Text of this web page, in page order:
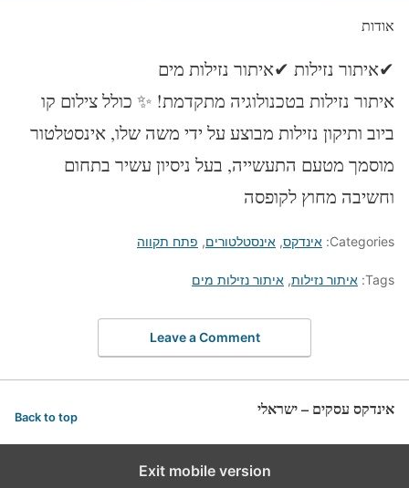
אודות
✔איתור נזילות ✔איתור נזילות מים
איתור נזילות בטכנולוגיה מתקדמת! ✨ כולל צילום קו
ביוב ותיקון נזילות מבוצע על ידי משה שלו, אינסטלטור
מוסמך מטעם התעשייה, בעל ניסיון עשיר בתחום
וחשיבה מחוץ לקופסה
Categories: אינדקס, אינסטלטורים, פתח תקווה
Tags: איתור נזילות, איתור נזילות מים
Leave a Comment
אינדקס עסקים – ישראלי Back to top
Exit mobile version